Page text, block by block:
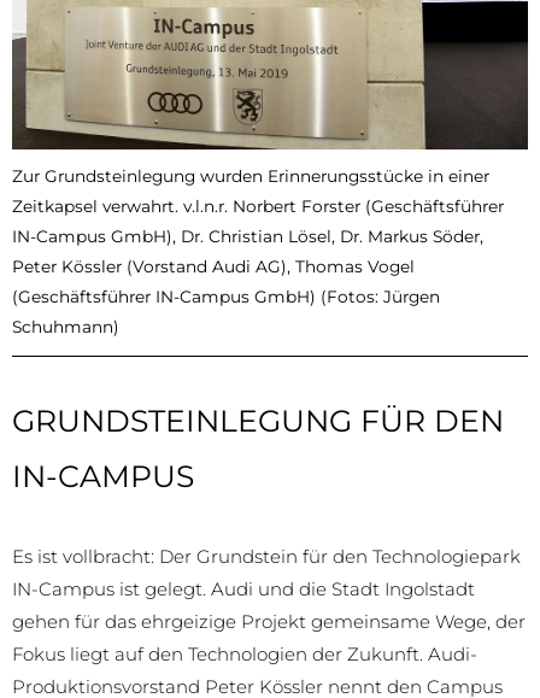
Zur Grundsteinlegung wurden Erinnerungsstücke in einer
Zeitkapsel verwahrt. v.l.n.r. Norbert Forster (Geschäftsführer
IN-Campus GmbH), Dr. Christian Lösel, Dr. Markus Söder,
Peter Kössler (Vorstand Audi AG), Thomas Vogel
(Geschäftsführer IN-Campus GmbH) (Fotos: Jürgen
Schuhmann)
GRUNDSTEINLEGUNG FÜR DEN
IN-CAMPUS
Es ist vollbracht: Der Grundstein für den Technologiepark
IN-Campus ist gelegt. Audi und die Stadt Ingolstadt
gehen für das ehrgeizige Projekt gemeinsame Wege, der
Fokus liegt auf den Technologien der Zukunft. Audi-
Produktionsvorstand Peter Kössler nennt den Campus